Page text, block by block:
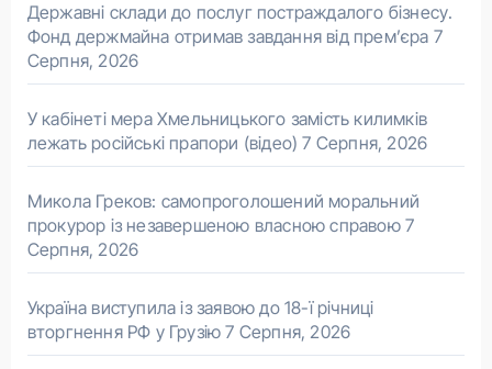
Державні склади до послуг постраждалого бізнесу.
Фонд держмайна отримав завдання від прем’єра 7
Серпня, 2026
У кабінеті мера Хмельницького замість килимків
лежать російські прапори (відео) 7 Серпня, 2026
Микола Греков: самопроголошений моральний
прокурор із незавершеною власною справою 7
Серпня, 2026
Україна виступила із заявою до 18-ї річниці
вторгнення РФ у Грузію 7 Серпня, 2026